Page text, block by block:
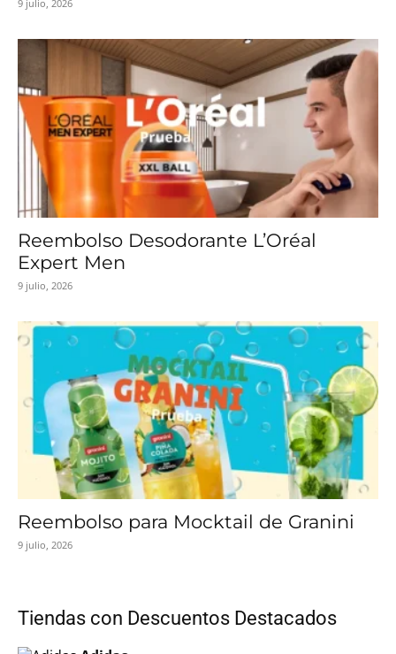
9 julio, 2026
Reembolso Desodorante L’Oréal
Expert Men
9 julio, 2026
Reembolso para Mocktail de Granini
9 julio, 2026
Tiendas con Descuentos Destacados